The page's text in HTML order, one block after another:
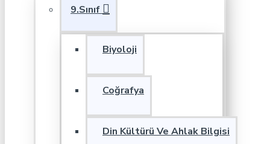
9.Sınıf
Biyoloji
Coğrafya
Din Kültürü Ve Ahlak Bilgisi